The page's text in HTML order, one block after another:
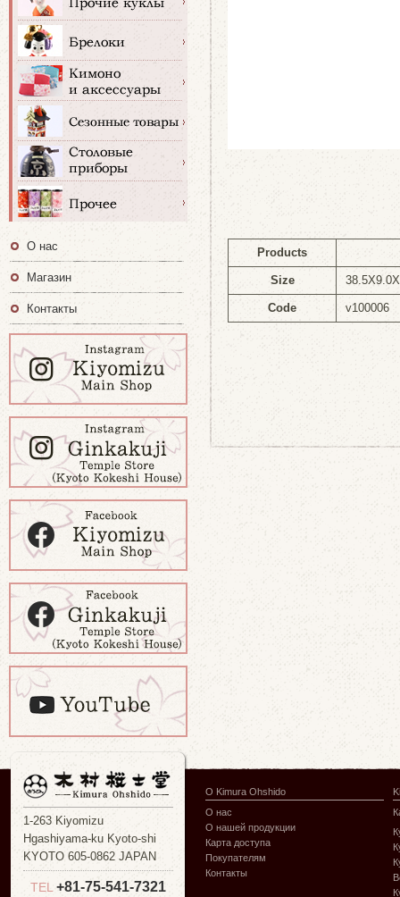
Products
Size
Code v100006
О нас
Магазин
Контакты
1-263 Kiyomizu
Hgashiyama-ku Kyoto-shi
KYOTO 605-0862 JAPAN
TEL +81-75-541-7321
О Kimura Ohshido
О нас
О нашей продукции
Карта доступа
Покупателям
Контакты